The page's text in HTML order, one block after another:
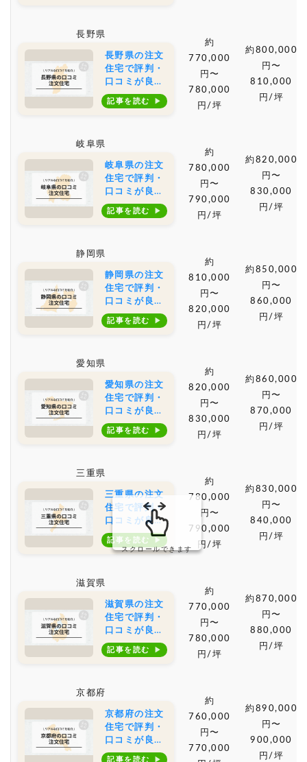
相場もご紹介
長野県
長野県の注文
住宅で評判・
口コミが良い
おすすめの建
築会社・工務
相場もご紹介
記事を読む
約
770,000
円〜
780,000
円/坪
約800,000
円〜
810,000
円/坪
岐阜県
岐阜県の注文
住宅で評判・
口コミが良い
おすすめの建
築会社・工務
相場もご紹介
記事を読む
約
780,000
円〜
790,000
円/坪
約820,000
円〜
830,000
円/坪
静岡県
静岡県の注文
住宅で評判・
口コミが良い
おすすめの建
築会社・工務
相場もご紹介
記事を読む
約
810,000
円〜
820,000
円/坪
約850,000
円〜
860,000
円/坪
愛知県
愛知県の注文
住宅で評判・
口コミが良い
おすすめの建
築会社・工務
相場もご紹介
記事を読む
約
820,000
円〜
830,000
円/坪
約860,000
円〜
870,000
円/坪
三重県
三重県の注文
住宅で評判・
口コミが良い
おすすめの建
築会社・工務
相場もご紹介
記事を読む
約
780,000
円〜
790,000
円/坪
約830,000
円〜
840,000
円/坪
滋賀県
滋賀県の注文
住宅で評判・
口コミが良い
おすすめの建
築会社・工務
記事を読む
約
770,000
円〜
780,000
円/坪
約870,000
円〜
880,000
円/坪
京都府
京都府の注文
住宅で評判・
口コミが良い
おすすめの建
記事を読む
約
760,000
円〜
770,000
約890,000
円〜
900,000
円/坪
スクロールできます